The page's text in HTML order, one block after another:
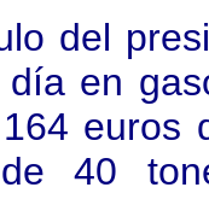
del
en
euros
40